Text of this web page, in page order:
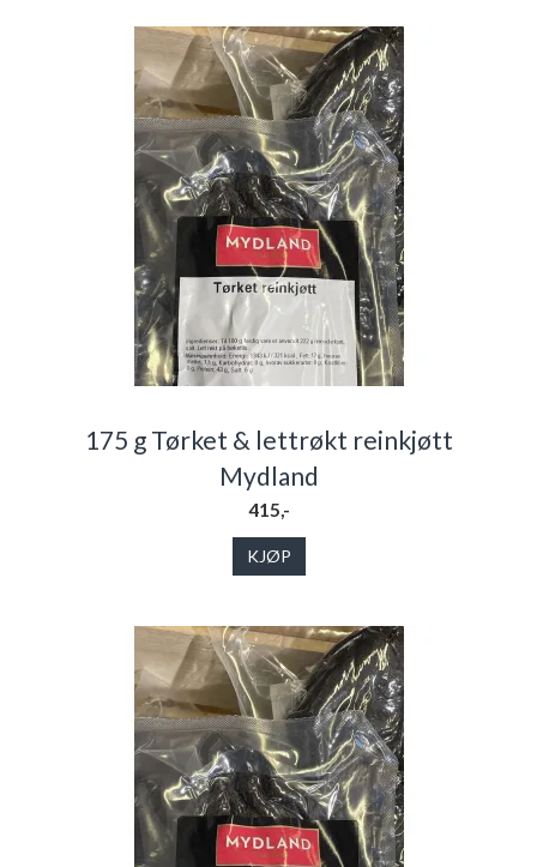
175 g Tørket & lettrøkt reinkjøtt
Mydland
415,-
KJØP